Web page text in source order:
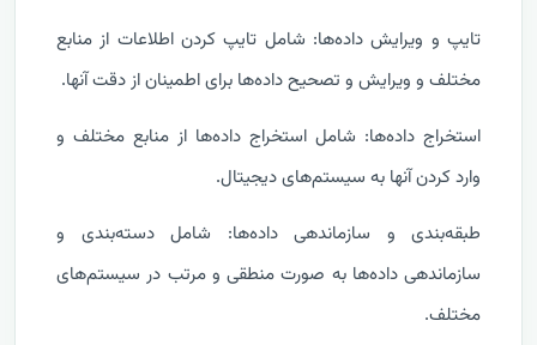
تایپ و ویرایش داده‌ها: شامل تایپ کردن اطلاعات از منابع
مختلف و ویرایش و تصحیح داده‌ها برای اطمینان از دقت آنها.
استخراج داده‌ها: شامل استخراج داده‌ها از منابع مختلف و
وارد کردن آنها به سیستم‌های دیجیتال.
طبقه‌بندی و سازماندهی داده‌ها: شامل دسته‌بندی و
سازماندهی داده‌ها به صورت منطقی و مرتب در سیستم‌های
مختلف.